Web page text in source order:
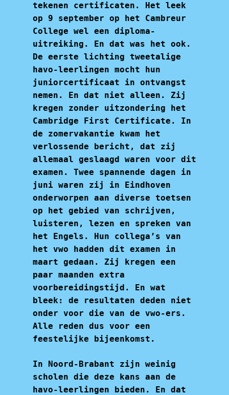
tekenen certificaten. Het leek
op 9 september op het Cambreur
College wel een diploma-
uitreiking. En dat was het ook.
De eerste lichting tweetalige
havo-leerlingen mocht hun
juniorcertificaat in ontvangst
nemen. En dat niet alleen. Zij
kregen zonder uitzondering het
Cambridge First Certificate. In
de zomervakantie kwam het
verlossende bericht, dat zij
allemaal geslaagd waren voor dit
examen. Twee spannende dagen in
juni waren zij in Eindhoven
onderworpen aan diverse toetsen
op het gebied van schrijven,
luisteren, lezen en spreken van
het Engels. Hun collega’s van
het vwo hadden dit examen in
maart gedaan. Zij kregen een
paar maanden extra
voorbereidingstijd. En wat
bleek: de resultaten deden niet
onder voor die van de vwo-ers.
Alle reden dus voor een
feestelijke bijeenkomst.
In Noord-Brabant zijn weinig
scholen die deze kans aan de
havo-leerlingen bieden. En dat